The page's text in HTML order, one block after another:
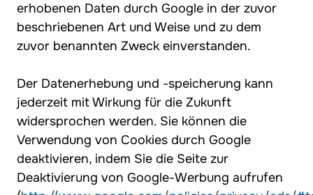
erhobenen Daten durch Google in der zuvor
beschriebenen Art und Weise und zu dem
zuvor benannten Zweck einverstanden.
Der Datenerhebung und -speicherung kann
jederzeit mit Wirkung für die Zukunft
widersprochen werden. Sie können die
Verwendung von Cookies durch Google
deaktivieren, indem Sie die Seite zur
Deaktivierung von Google-Werbung aufrufen